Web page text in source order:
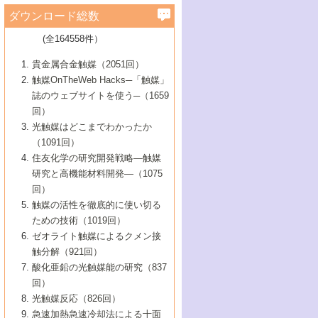
立大学）
ールホテル豊橋）
B号 第111回触媒討論会（2013年・関西大
7号 水素を利用する化成品合成の新潮流
6号 新しい固体酸触媒技術
7号 ゼオライト合成における最近の進歩
5号 触媒を有効に使うための技術
7号 有機分子触媒による精密有機合成
8号 高機能化ポリオレフィンに向けた重合
触媒の最近の進展
蔵技術の進歩
5号 CO2が関わる触媒・材料
7号 持続可能社会実現のための触媒および
触媒関連技術
4号 錯体を利用したユニークな表面構造の
構築と機能
5号 若手会員による触媒研究の未来展望1：
企業編
6号 第102回触媒討論会
7号 触媒・化学反応における計算化学の進
8号 若手研究者による触媒研究の未来展望
2：大学・研究所編
3号 実用的ファインケミカル合成プロセス
を実現する触媒
5号 こんな物質，あんな物質―新たな触媒
の可能性―
7号 『結晶の化学』を活かした触媒研究
8号 イオン液体の応用
2号 第97回触媒討論会
3号 リビング重合触媒の最近の展開
5号 水素製造・貯蔵のための触媒技術の新
しい展開
6号 第98回触媒討論会
7号 基礎化学品製造の触媒技術
8号 多機能型リアクター
1号 最近の触媒担体とその効果
2号 第95回触媒討論会
4号 水分解用光触媒材料
5号 時間分解分光の進歩と応用
6号 第96回触媒討論会
8号 超臨界流体を用いた化学プロセスの新
▼46巻（2004年）
1号 部分酸化反応触媒の最前線
2号 第93回触媒討論会
3号 特殊エネルギー場の触媒反応
4号 生体内における金属の触媒作用
5号 ファインケミカルズの展開に寄与する
6号 第94回触媒討論会
7号 サブナノレベルでみた新しい表面現象
8号 オレフィン重合触媒の新たな展
▼45巻（2003年）
1号 なぜこの触媒が良いのか？
2号 第91回触媒討論会
3号 最近の自動車排ガス処理技術
4号 触媒研究の現状と将来─第90回触媒討論
5号 基礎化学品製造の触媒技術
6号 第92回触媒討論会
7号 基礎化学品製造の触媒技術
8号 資源の循環と触媒技術
▼44巻（2002年）
1号 高次制御された触媒の化学
2号 第89回触媒討論会
3号 触媒を利用した電気化学の新展開
4号 ナノ材料の調製と機能化
5号 こんな触媒が欲しい
6号 第90回触媒討論会
7号 触媒研究と学術雑誌/情報
8号 若い世代からみた触媒化学の現状と未
▼43巻（2001年）
1号 グリーンケミストリーと触媒
2号 第87回触媒討論会特集号
3号 生体触媒とバイオプロセス
4号 水素製造・利用の触媒化学
5号 触媒研究における新しい切り口：コン
ビナトリアルケミストリー
6号 第88回触媒討論会特集号
7号 企業における触媒研究のブレークスル
8号 この材料を触媒として使ってみません
▼42巻（2000年）
1号 触媒反応工学の明日を拓く
2号 第85回触媒討論会
3号 反応ダイナミクス
5号 触媒のおもしろさをどのように伝える
6号 第86回触媒討論会
7号 水素化精製触媒の新しい展開
8号 新しい反応性と機能性を目指した金属
クラスタ-化学
▼41巻（1999年）
1号 孔、穴、あな?-特異な空間とその利用-
2号 第83回触媒討論会
3号 均一系触媒反応最前線
4号 実用炭素材料の新展開
5号 研究の方法論を考える
7号 機能性金属材料と触媒
8号 触媒研究へのNMRの応用と展望
▼40巻（1998年）
進展と21世紀への提言/創立40周年記念・触
媒学会この10年の歩みとこれから/創立40周
2号 第81回触媒討論会
3号 計算機触媒化学へのさそい
4号 触媒劣化の制御と予測
5号 最新の実用プロセスと触媒
6号 第82回触媒討論会
1号 均一系と不均一系触媒反応-その特徴と
接点
2号 第79回触媒討論会
3号 最新NO除去触媒の実用化研究
4号 新しい反応場を目指した触媒調製
5号 反応・分離技術の新しい展開
6号 第80回触媒討論会
▼38巻（1996年）
1号 触媒の構造と触媒作用/C1化学を中心と
する21世紀への触媒
3号 オリンピックメダル:金・銀・銅はどん
な触媒作用を示すか
4号 触媒作用における機能の複合化
▼37巻（1995年）
1号 ファインケミカルズと固体触媒
2号 第75回触媒討論会
3号 希土類を利用した触媒
4号 触媒とリサイクル
5号 エネルギー変換触媒
▼36巻（1994年）
1号 電気化学と触媒
2号 第73回触媒討論会
3号 C4化学の展開
4号 《通常号》
▼35巻（1993年）
1号 工業触媒開発マニュアル―探索から工
業化まで
2号 第71回触媒討論会
▼34巻（1992年）
1号 インパクトを与えたこの研究
2号 第69回触媒討論会
▼33巻（1991年）
1号 触媒プロセス開発マニュアル―探索か
▼32巻（1990年）
ダウンロード総数
(全164558件）
貴金属合金触媒（2051回）
触媒OnTheWeb Hacks─「触媒」
誌のウェブサイトを使う─（1659
回）
光触媒はどこまでわかったか
（1091回）
住友化学の研究開発戦略―触媒
研究と高機能材料開発―（1075
回）
触媒の活性を徹底的に使い切る
ための技術（1019回）
ゼオライト触媒によるクメン接
触分解（921回）
酸化亜鉛の光触媒能の研究（837
回）
光触媒反応（826回）
急速加熱急速冷却法による十面